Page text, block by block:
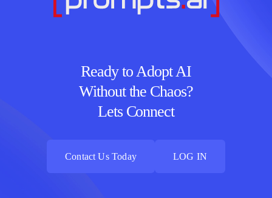
Ready to Adopt AI
Without the Chaos?
Lets Connect
Contact Us Today
LOG IN